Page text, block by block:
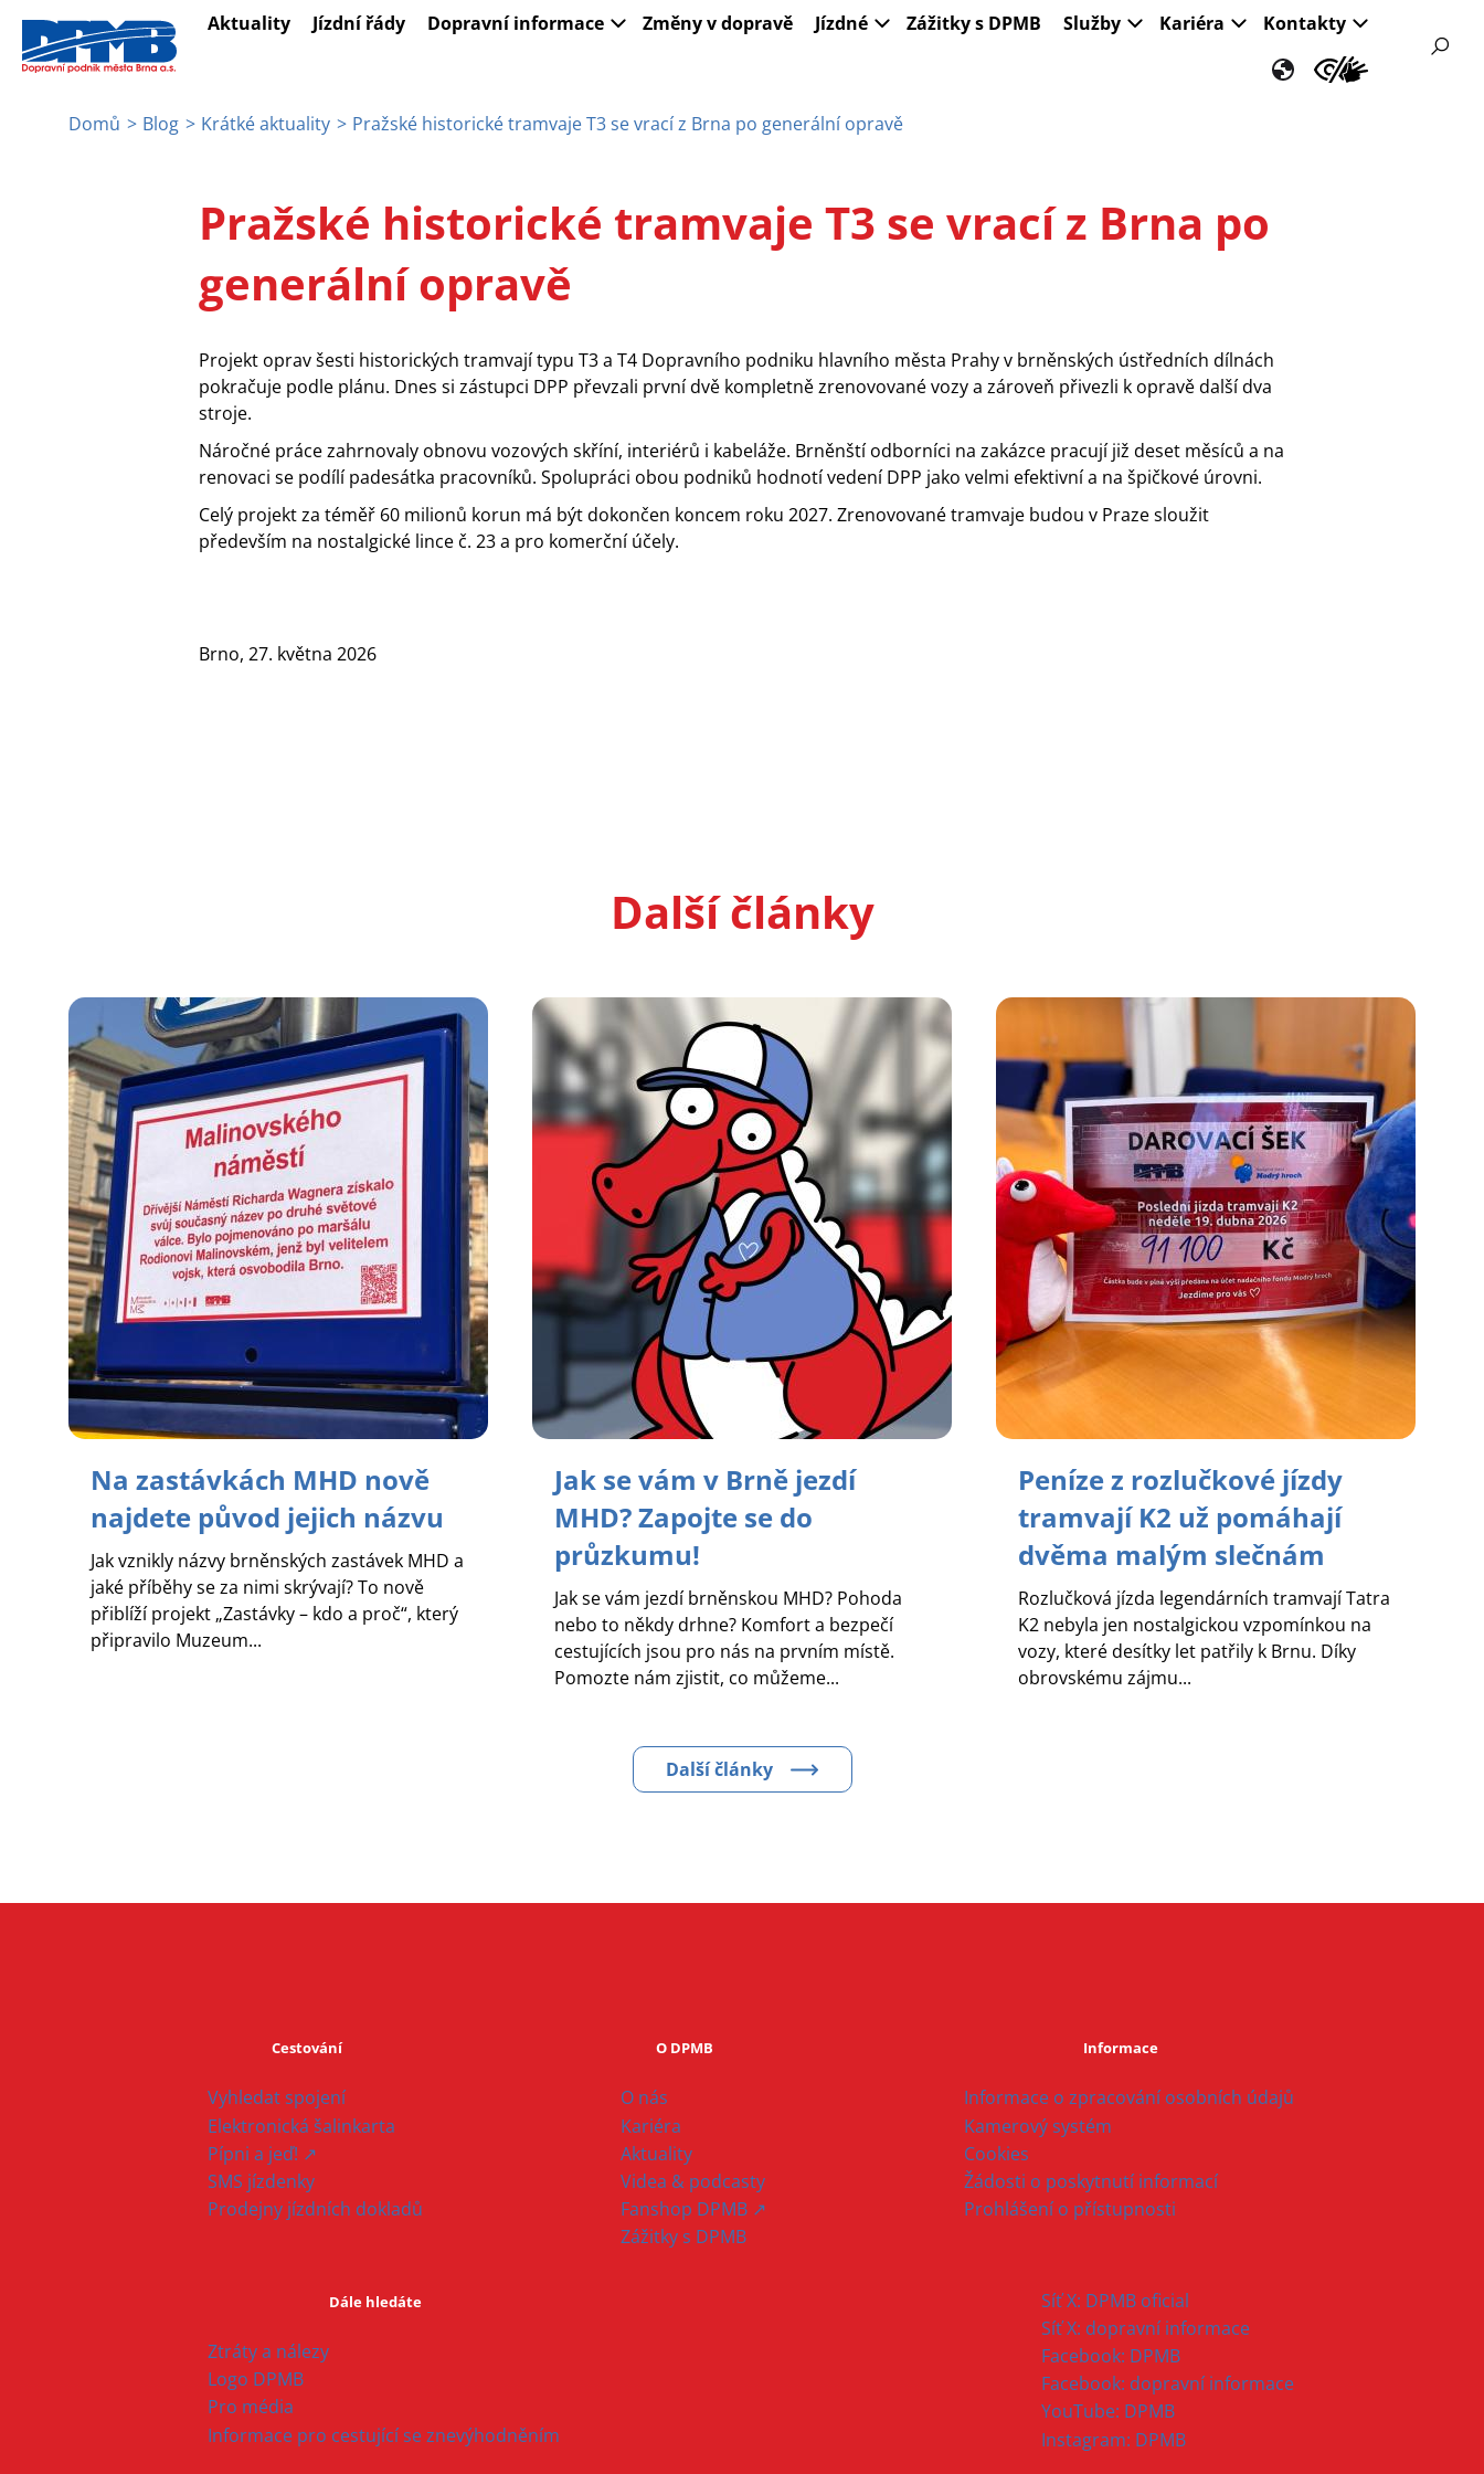
hlavnímu
Aktuality Jízdní řády Dopravní informace Změny v dopravě Jízdné Zážitky s DPMB Služby Kariéra Kontakty
navigace
Domů Blog Krátké aktuality Pražské historické tramvaje T3 se vrací z Brna po generální opravě
Pražské historické tramvaje T3 se vrací z Brna po
generální opravě
Projekt oprav šesti historických tramvají typu T3 a T4 Dopravního podniku hlavního města Prahy v brněnských ústředních dílnách
pokračuje podle plánu. Dnes si zástupci DPP převzali první dvě kompletně zrenovované vozy a zároveň přivezli k opravě další dva
stroje.
Náročné práce zahrnovaly obnovu vozových skříní, interiérů i kabeláže. Brněnští odborníci na zakázce pracují již deset měsíců a na
renovaci se podílí padesátka pracovníků. Spolupráci obou podniků hodnotí vedení DPP jako velmi efektivní a na špičkové úrovni.
Celý projekt za téměř 60 milionů korun má být dokončen koncem roku 2027. Zrenovované tramvaje budou v Praze sloužit
především na nostalgické lince č. 23 a pro komerční účely.
Brno, 27. května 2026
Další články
Na zastávkách MHD nově
najdete původ jejich názvu
Jak vznikly názvy brněnských zastávek MHD a
jaké příběhy se za nimi skrývají? To nově
přiblíží projekt „Zastávky – kdo a proč“, který
připravilo Muzeum...
Jak se vám v Brně jezdí
MHD? Zapojte se do
průzkumu!
Jak se vám jezdí brněnskou MHD? Pohoda
nebo to někdy drhne? Komfort a bezpečí
cestujících jsou pro nás na prvním místě.
Pomozte nám zjistit, co můžeme...
Peníze z rozlučkové jízdy
tramvají K2 už pomáhají
dvěma malým slečnám
Rozlučková jízda legendárních tramvají Tatra
K2 nebyla jen nostalgickou vzpomínkou na
vozy, které desítky let patřily k Brnu. Díky
obrovskému zájmu...
Další články
Cestování
Vyhledat spojení
Elektronická šalinkarta
Pípni a jeď! ↗
SMS jízdenky
Prodejny jízdních dokladů
O DPMB
O nás
Kariéra
Aktuality
Videa & podcasty
Fanshop DPMB ↗
Zážitky s DPMB
Informace
Informace o zpracování osobních údajů
Kamerový systém
Cookies
Žádosti o poskytnutí informací
Prohlášení o přístupnosti
Dále hledáte
Ztráty a nálezy
Logo DPMB
Pro média
Informace pro cestující se znevýhodněním
Síť X: DPMB oficial
Síť X: dopravní informace
Facebook: DPMB
Facebook: dopravní informace
YouTube: DPMB
Instagram: DPMB